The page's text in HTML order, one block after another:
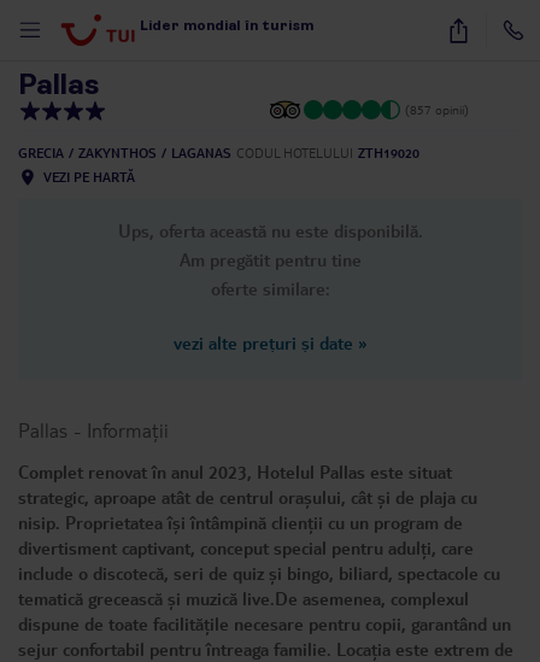
Lider mondial în turism 34
Pallas
(857 opinii)
GRECIA ZAKYNTHOS LAGANAS CODUL HOTELULUI ZTH19020
VEZI PE HARTĂ
Ups, oferta această nu este disponibilă.
Am pregătit pentru tine
oferte similare:
vezi alte prețuri și date »
Pallas - Informații
Complet renovat în anul 2023, Hotelul Pallas este situat
strategic, aproape atât de centrul orașului, cât și de plaja cu
nisip. Proprietatea își întâmpină clienții cu un program de
divertisment captivant, conceput special pentru adulți, care
include o discotecă, seri de quiz și bingo, biliard, spectacole cu
tematică grecească și muzică live.De asemenea, complexul
dispune de toate facilitățile necesare pentru copii, garantând un
sejur confortabil pentru întreaga familie. Locația este extrem de